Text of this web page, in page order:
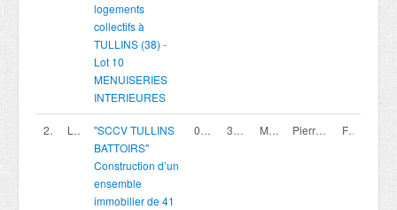
logements
collectifs à
TULLINS (38) -
Lot 10
MENUISERIES
INTERIEURES
200420012 Lot 11
"SCCV TULLINS
BATTOIRS"
Construction d’un
ensemble
immobilier de 41
07/08/2026 30/09/2026 16:00 Marché privé Pierreval Agence Rhone Alpes France